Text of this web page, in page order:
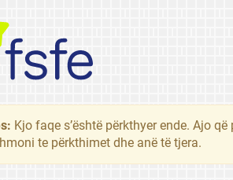
Kjo faqe s’është përkthyer ende. Ajo
te përkthimet dhe anë të tjera.